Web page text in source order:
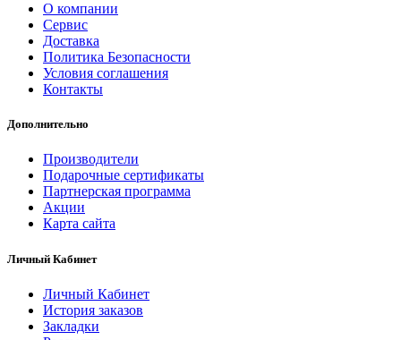
О компании
Сервис
Доставка
Политика Безопасности
Условия соглашения
Контакты
Дополнительно
Производители
Подарочные сертификаты
Партнерская программа
Акции
Карта сайта
Личный Кабинет
Личный Кабинет
История заказов
Закладки